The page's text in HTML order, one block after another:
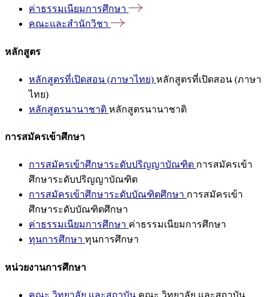
ค่าธรรมเนียมการศึกษา
คณะและสำนักวิชา
หลักสูตร
หลักสูตรที่เปิดสอน (ภาษาไทย) หลักสูตรที่เปิดสอน (ภาษา
ไทย)
หลักสูตรนานาชาติ หลักสูตรนานาชาติ
การสมัครเข้าศึกษา
การสมัครเข้าศึกษาระดับปริญญาบัณฑิต การสมัครเข้า
ศึกษาระดับปริญญาบัณฑิต
การสมัครเข้าศึกษาระดับบัณฑิตศึกษา การสมัครเข้า
ศึกษาระดับบัณฑิตศึกษา
ค่าธรรมเนียมการศึกษา ค่าธรรมเนียมการศึกษา
ทุนการศึกษา ทุนการศึกษา
หน่วยงานการศึกษา
คณะ วิทยาลัย และสถาบัน คณะ วิทยาลัย และสถาบัน